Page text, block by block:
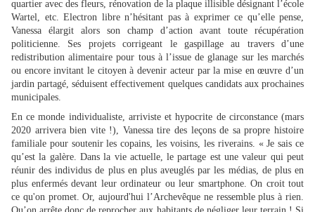
quartier avec des fleurs, rénovation de la plaque illisible désignant l’école
Wartel, etc. Electron libre n’hésitant pas à exprimer ce qu’elle pense,
Vanessa élargit alors son champ d’action avant toute récupération
politicienne. Ses projets corrigeant le gaspillage au travers d’une
redistribution alimentaire pour tous à l’issue de glanage sur les marchés
ou encore invitant le citoyen à devenir acteur par la mise en œuvre d’un
jardin partagé, séduisent effectivement quelques candidats aux prochaines
municipales.
En ce monde individualiste, arriviste et hypocrite de circonstance (mars
2020 arrivera bien vite !), Vanessa tire des leçons de sa propre histoire
familiale pour soutenir les copains, les voisins, les riverains. « Je sais ce
qu’est la galère. Dans la vie actuelle, le partage est une valeur qui peut
réunir des individus de plus en plus aveuglés par les médias, de plus en
plus enfermés devant leur ordinateur ou leur smartphone. On croit tout
ce qu'on promet. Or, aujourd'hui l’Archevêque ne ressemble plus à rien.